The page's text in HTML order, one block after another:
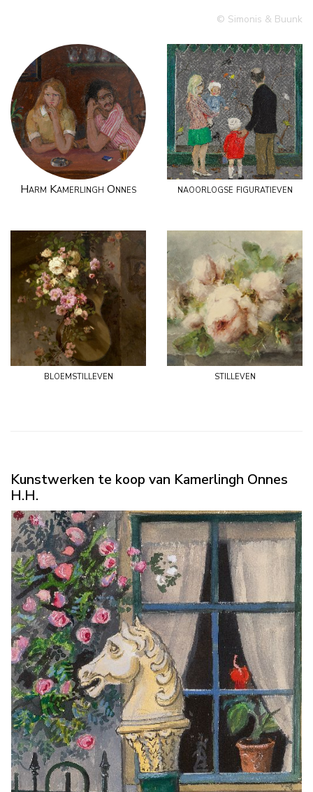
© Simonis & Buunk
Harm Kamerlingh Onnes naoorlogse figuratieven
bloemstilleven stilleven
Kunstwerken te koop van Kamerlingh Onnes
H.H.